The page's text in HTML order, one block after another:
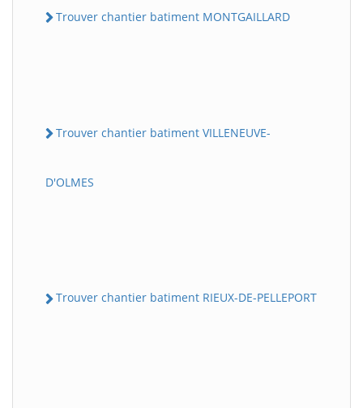
Trouver chantier batiment MONTGAILLARD
Trouver chantier batiment VILLENEUVE-
D'OLMES
Trouver chantier batiment RIEUX-DE-PELLEPORT